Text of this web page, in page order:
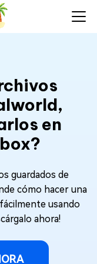
en
guardados de
cómo hacer una
usando
ahora!